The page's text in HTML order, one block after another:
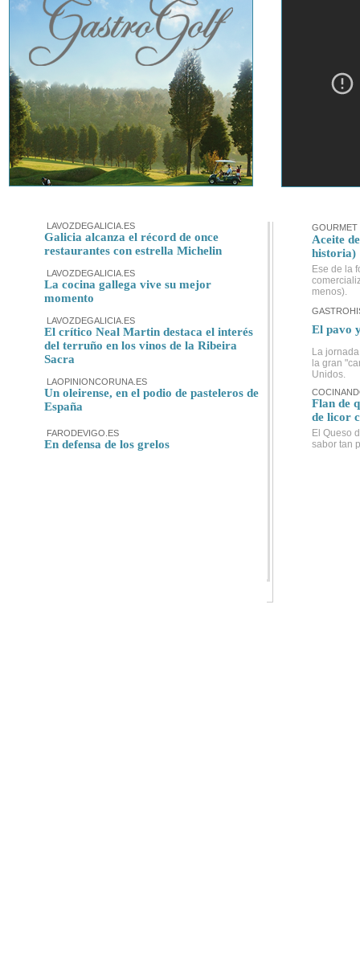
LAVOZDEGALICIA.ES
Galicia alcanza el récord de once
restaurantes con estrella Michelin
LAVOZDEGALICIA.ES
La cocina gallega vive su mejor
momento
LAVOZDEGALICIA.ES
El crítico Neal Martin destaca el interés
del terruño en los vinos de la Ribeira
Sacra
LAOPINIONCORUNA.ES
Un oleirense, en el podio de pasteleros de
España
FARODEVIGO.ES
En defensa de los grelos
Aceite
historia)
Ese de la
menos).
El pavo
La
la gran
Unidos.
Flan de
de licor
El Queso
sabor tan